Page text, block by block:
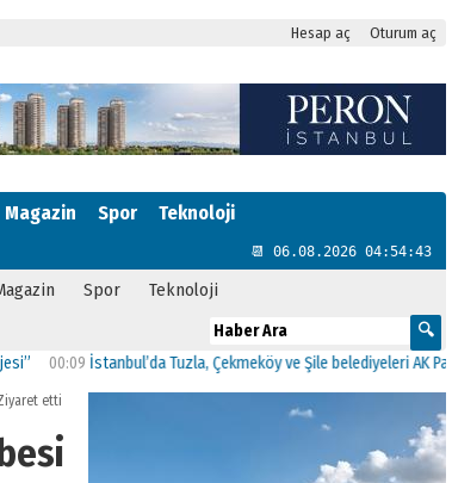
Hesap aç Oturum aç
Magazin Spor Teknoloji
📆 06.08.2026 04:54:43
Spor Teknoloji
İstanbul’da Tuzla, Çekmeköy ve Şile belediyeleri AK Parti’ye geçti
etti